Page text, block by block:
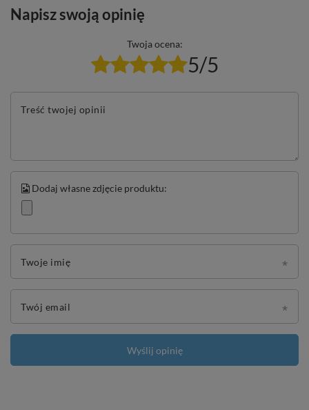
Napisz swoją opinię
Twoja ocena:
5/5
Treść twojej opinii
Dodaj własne zdjęcie produktu:
Twoje imię
Twój email
Wyślij opinię